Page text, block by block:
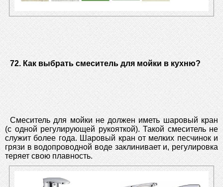
72. Как выбрать смеситель для мойки в кухню?
Смеситель для мойки не должен иметь шаровый кран
(с одной регулирующей рукояткой). Такой смеситель не
служит более года. Шаровый кран от мелких песчинок и
грязи в водопроводной воде заклинивает и, регулировка
теряет свою плавность.